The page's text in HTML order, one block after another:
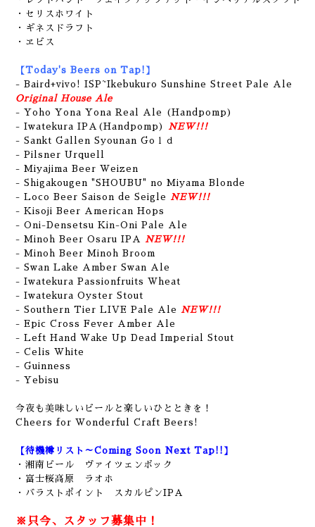
・セリスホワイト
・ギネスドラフト
・ヱビス
【Today's Beers on Tap!】
- Baird+vivo! ISP~Ikebukuro Sunshine Street Pale Ale
Original House Ale
- Yoho Yona Yona Real Ale (Handpomp)
- Iwatekura IPA(Handpomp)
NEW!!!
- Sankt Gallen Syounan Goｌｄ
- Pilsner Urquell
- Miyajima Beer Weizen
- Shigakougen "SHOUBU" no Miyama Blonde
- Loco Beer Saison de Seigle
NEW!!!
- Kisoji Beer American Hops
- Oni-Densetsu Kin-Oni Pale Ale
- Minoh Beer Osaru IPA
NEW!!!
- Minoh Beer Minoh Broom
- Swan Lake Amber Swan Ale
- Iwatekura Passionfruits Wheat
- Iwatekura Oyster Stout
- Southern Tier LIVE Pale Ale
NEW!!!
- Epic Cross Fever Amber Ale
- Left Hand Wake Up Dead Imperial Stout
- Celis White
- Guinness
- Yebisu
今夜も美味しいビールと楽しいひとときを！
Cheers for Wonderful Craft Beers!
【待機樽リスト～Coming Soon Next Tap!!】
・湘南ビール ヴァイツェンボック
・富士桜高原 ラオホ
・バラストポイント スカルピンIPA
※只今、スタッフ募集中！